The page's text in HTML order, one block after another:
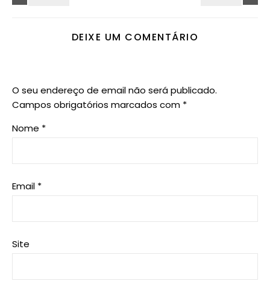
DEIXE UM COMENTÁRIO
O seu endereço de email não será publicado.
Campos obrigatórios marcados com *
Nome *
Email *
Site